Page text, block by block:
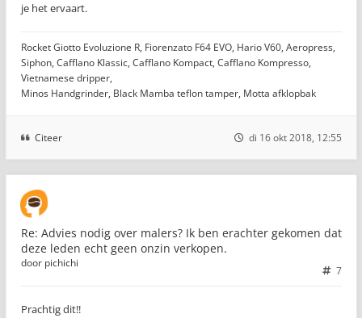
je het ervaart.
Rocket Giotto Evoluzione R, Fiorenzato F64 EVO, Hario V60, Aeropress,
Siphon, Cafflano Klassic, Cafflano Kompact, Cafflano Kompresso,
Vietnamese dripper,
Minos Handgrinder, Black Mamba teflon tamper, Motta afklopbak
Citeer di 16 okt 2018, 12:55
Re: Advies nodig over malers? Ik ben erachter gekomen dat
deze leden echt geen onzin verkopen.
7
door pichichi
Prachtig dit!!